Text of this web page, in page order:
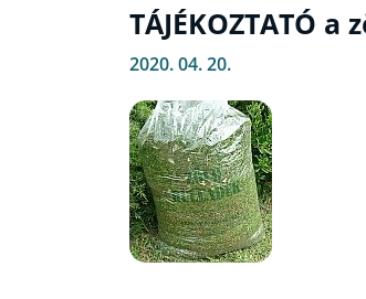
TÁJÉKOZTATÓ
2020. 04. 20.